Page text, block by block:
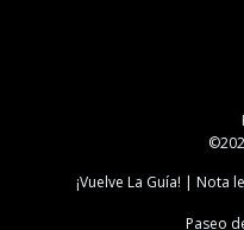
¡Vuelve La Guía!
Nota
Paseo